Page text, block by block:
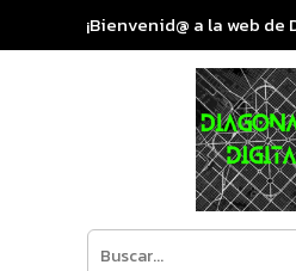
¡Bienvenid@ a la web